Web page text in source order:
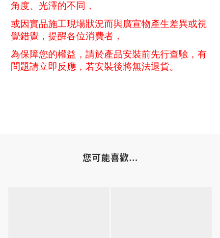
角度、光澤的不同，
或因實品施工現場狀況而與廣宣物產生差異或視
覺錯覺，提醒各位消費者，
為保障您的權益，請於產品安裝前先行查驗，有
問題請立即反應，若安裝後將無法退貨。
您可能喜歡...